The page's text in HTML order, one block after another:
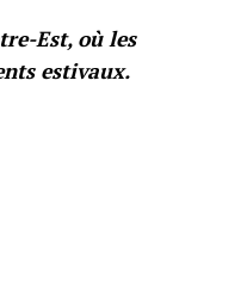
Est, où les
estivaux.